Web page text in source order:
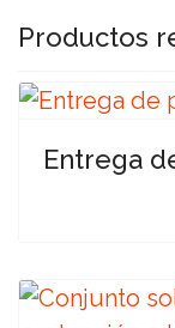
Productos
Entrega